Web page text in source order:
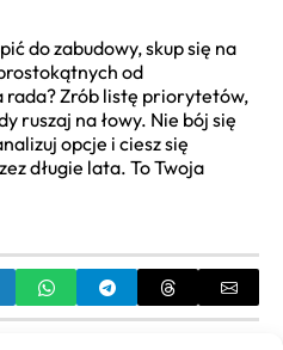
do zabudowy, skup się na
od
rada? Zrób listę priorytetów,
ruszaj na łowy. Nie bój się
opcje i ciesz się
długie lata. To Twoja